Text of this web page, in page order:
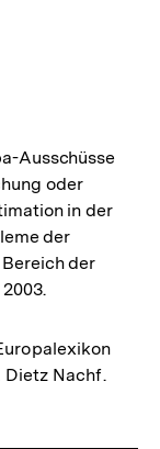
Ausschüsse
oder
in der
der
der
Dietz Nachf.